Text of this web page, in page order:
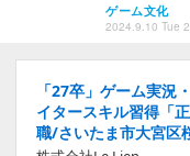
ゲーム文化
2024.9.10 Tue
「27卒」ゲーム実況
イタースキル習得「
職/さいたま市大宮区